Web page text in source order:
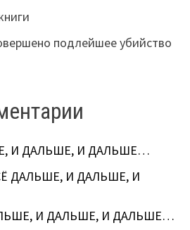
подлейшее убийство
И ДАЛЬШЕ, И ДАЛЬШЕ…
ДАЛЬШЕ, И ДАЛЬШЕ, И
И ДАЛЬШЕ, И ДАЛЬШЕ…